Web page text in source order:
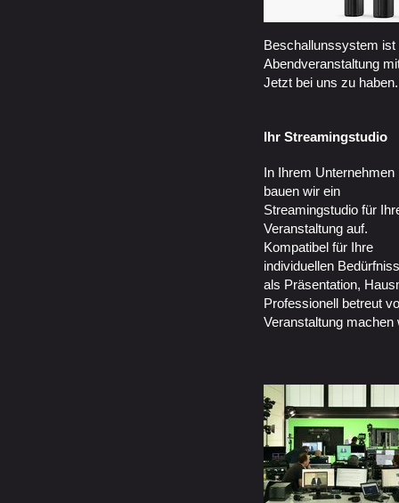
Beschallunssystem
Abendveranstaltung
Jetzt bei uns zu haben.
Ihr Streamingstudio
In Ihrem Unternehmen
bauen wir ein
Streamingstudio für
Veranstaltung auf.
Kompatibel für Ihre
individuellen
als Präsentation,
Professionell betreut
Veranstaltung